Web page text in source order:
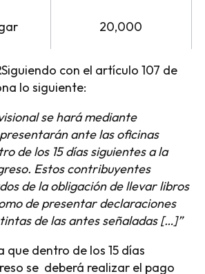
20,000
con el artículo 107 de
lo siguiente:
se hará mediante
ante las oficinas
de los 15 días siguientes a la
Estos contribuyentes
de la obligación de llevar libros
de presentar declaraciones
de las antes señaladas[…]”
que dentro de los 15 días
se deberá realizar el pago